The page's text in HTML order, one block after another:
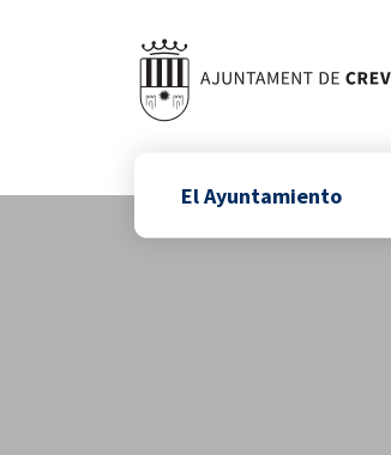
El Ayuntamiento